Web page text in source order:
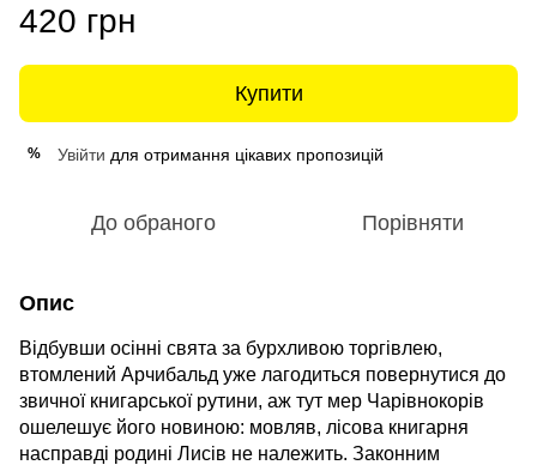
420 грн
Купити
% Увійти для отримання цікавих пропозицій
До обраного Порівняти
Опис
Відбувши осінні свята за бурхливою торгівлею,
втомлений Арчибальд уже лагодиться повернутися до
звичної книгарської рутини, аж тут мер Чарівнокорів
ошелешує його новиною: мовляв, лісова книгарня
насправді родині Лисів не належить. Законним